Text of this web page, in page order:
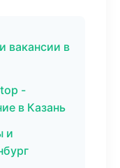
вакансии в
-
в Казань
и